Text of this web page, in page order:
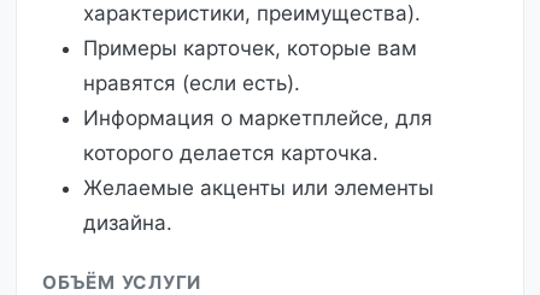
характеристики, преимущества).
Примеры карточек, которые вам
нравятся (если есть).
Информация о маркетплейсе, для
которого делается карточка.
Желаемые акценты или элементы
дизайна.
ОБЪЁМ УСЛУГИ